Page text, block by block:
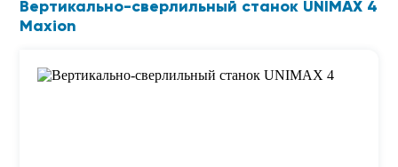
Вертикально-сверлильный станок UNIMAX 4
Maxion